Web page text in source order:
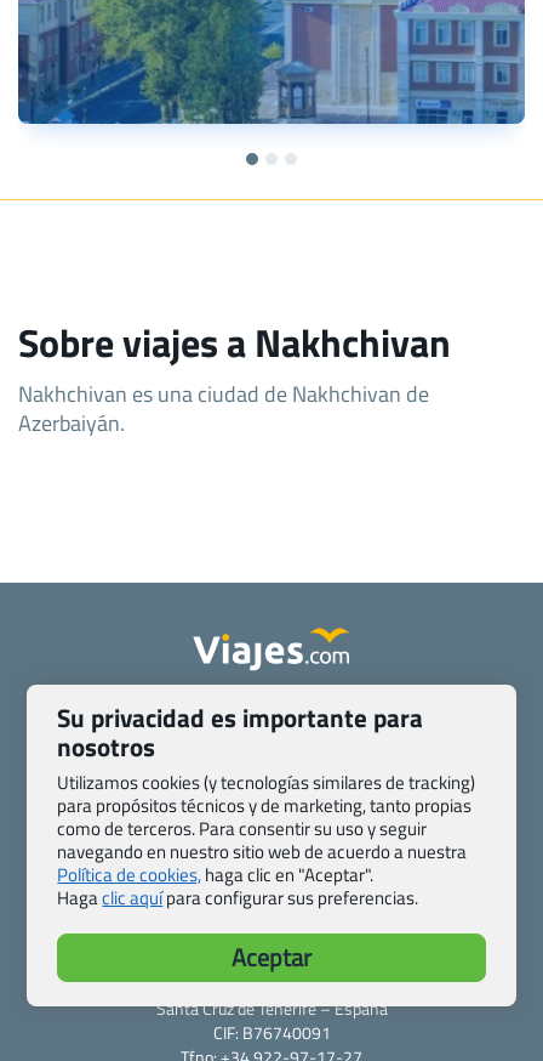
Sobre viajes a Nakhchivan
Nakhchivan es una ciudad de Nakhchivan de
Azerbaiyán.
Quienes somos
Contacto
Pasaporte, Visado, Salud y otras disposiciones específicas
Preguntas frecuentes
Condiciones generales
Política de privacidad y cookies
Transparencia
Todas las páginas – sitemap
Viajes.com
Last Minute Express S.L.U.
c/ Drago, CC HLS, Local 13
38660 Miraverde – Adeje
Santa Cruz de Tenerife – España
CIF: B76740091
Su privacidad es importante para
nosotros
Utilizamos cookies (y tecnologías similares de tracking)
para propósitos técnicos y de marketing, tanto propias
como de terceros. Para consentir su uso y seguir
navegando en nuestro sitio web de acuerdo a nuestra
Política de cookies,haga clic en "Aceptar".
Hagaclic aquípara configurar sus preferencias.
Aceptar